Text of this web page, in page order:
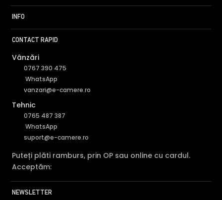
INFO
CONTACT RAPID
Vânzări
0767 390 475
WhatsApp
vanzari@e-camere.ro
Tehnic
0765 487 387
WhatsApp
suport@e-camere.ro
Puteți plăti ramburs, prin OP sau online cu cardul.
Acceptăm:
NEWSLETTER